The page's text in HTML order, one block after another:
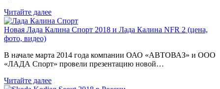
Читайте далее
Новая Лада Калина Спорт 2018 и Лада Калина NFR 2 (цена,
фото, видео)
В начале марта 2014 года компании ОАО «АВТОВАЗ» и ООО
«ЛАДА Спорт» провели презентацию новой…
Читайте далее